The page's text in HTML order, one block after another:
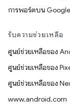
การพอร์ตบน
รับความช่วยเหลือ
ศูนย์ช่วยเหลือของ
ศูนย์ช่วยเหลือของ
ศูนย์ช่วยเหลือของ
www.android.com